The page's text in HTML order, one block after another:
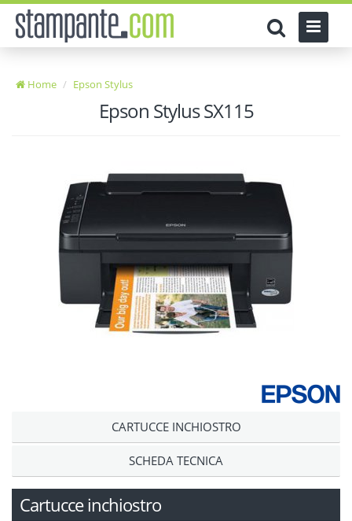
Home Epson Stylus
Epson Stylus SX115
CARTUCCE INCHIOSTRO
SCHEDA TECNICA
Cartucce inchiostro